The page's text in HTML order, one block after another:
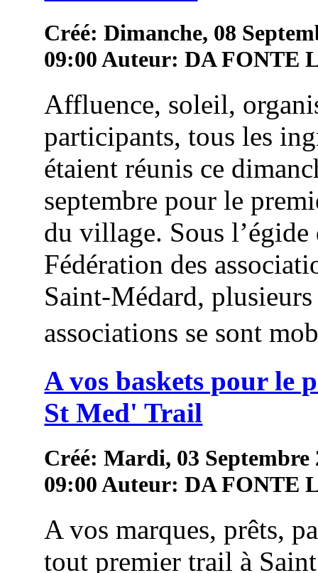
Créé: Dimanche, 08
09:00Auteur: DA FONTE
Affluence, soleil,
participants, tous les
étaient réunis ce
septembre pour le
du village. Sous l’égide
Fédération des
Saint-Médard, plusieurs
associations se sont
A vos baskets pour le
St Med' Trail
Créé: Mardi, 03 Septembre
09:00Auteur: DA FONTE
A vos marques, prêts,
tout premier trail à Saint